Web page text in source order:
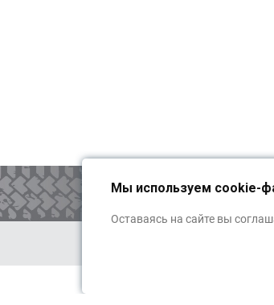
Мы используем cookie-
Оставаясь на сайте вы